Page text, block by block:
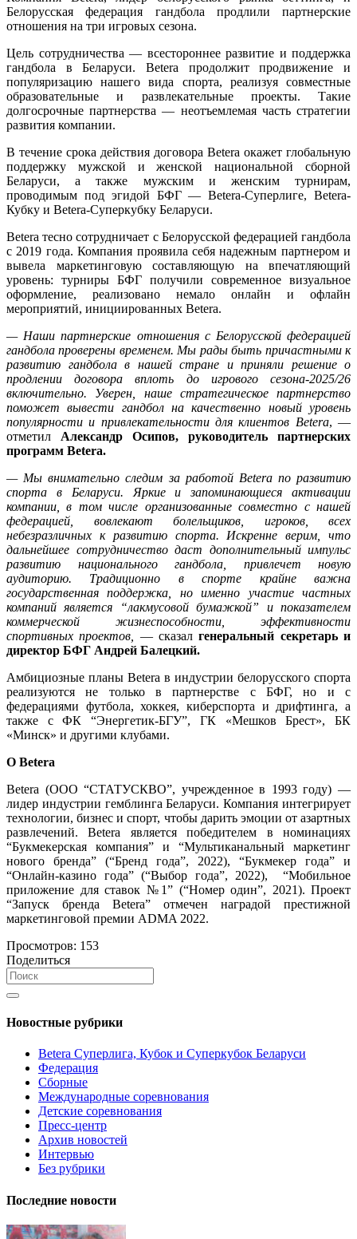
Белорусская федерация гандбола продлили партнерские
отношения на три игровых сезона.
Цель сотрудничества — всестороннее развитие и поддержка
гандбола в Беларуси. Betera продолжит продвижение и
популяризацию нашего вида спорта, реализуя совместные
образовательные и развлекательные проекты. Такие
долгосрочные партнерства — неотъемлемая часть стратегии
развития компании.
В течение срока действия договора Betera окажет глобальную
поддержку мужской и женской национальной сборной
Беларуси, а также мужским и женским турнирам,
проводимым под эгидой БФГ — Betera-Суперлиге, Betera-
Кубку и Betera-Суперкубку Беларуси.
Betera тесно сотрудничает с Белорусской федерацией гандбола
с 2019 года. Компания проявила себя надежным партнером и
вывела маркетинговую составляющую на впечатляющий
уровень: турниры БФГ получили современное визуальное
оформление, реализовано немало онлайн и офлайн
мероприятий, инициированных Betera.
— Наши партнерские отношения с Белорусской федерацией
гандбола проверены временем. Мы рады быть причастными к
развитию гандбола в нашей стране и приняли решение о
продлении договора вплоть до игрового сезона-2025/26
включительно. Уверен, наше стратегическое партнерство
поможет вывести гандбол на качественно новый уровень
популярности и привлекательности для клиентов Betera, —
отметил Александр Осипов, руководитель партнерских
программ Betera.
— Мы внимательно следим за работой Betera по развитию
спорта в Беларуси. Яркие и запоминающиеся активации
компании, в том числе организованные совместно с нашей
федерацией, вовлекают болельщиков, игроков, всех
небезразличных к развитию спорта. Искренне верим, что
дальнейшее сотрудничество даст дополнительный импульс
развитию национального гандбола, привлечет новую
аудиторию. Традиционно в спорте крайне важна
государственная поддержка, но именно участие частных
компаний является “лакмусовой бумажкой” и показателем
коммерческой жизнеспособности, эффективности
спортивных проектов,
— сказалгенеральный секретарь и
директор БФГ Андрей Балецкий.
Амбициозные планы Betera в индустрии белорусского спорта
реализуются не только в партнерстве с БФГ, но и с
федерациями футбола, хоккея, киберспорта и дрифтинга, а
также с ФК “Энергетик-БГУ”, ГК «Мешков Брест», БК
«Минск» и другими клубами.
О Betera
Betera (ООО “СТАТУСКВО”, учрежденное в 1993 году) —
лидер индустрии гемблинга Беларуси. Компания интегрирует
технологии, бизнес и спорт, чтобы дарить эмоции от азартных
развлечений. Betera является победителем в номинациях
“Букмекерская компания” и “Мультиканальный маркетинг
нового бренда” (“Бренд года”, 2022), “Букмекер года” и
“Онлайн-казино года” (“Выбор года”, 2022), “Мобильное
приложение для ставок №1” (“Номер один”, 2021). Проект
“Запуск бренда Betera” отмечен наградой престижной
маркетинговой премии ADMA 2022.
Просмотров: 153
Поделиться
Новостные рубрики
Betera Суперлига, Кубок и Суперкубок Беларуси
Федерация
Сборные
Международные соревнования
Детские соревнования
Пресс-центр
Архив новостей
Интервью
Без рубрики
Последние новости